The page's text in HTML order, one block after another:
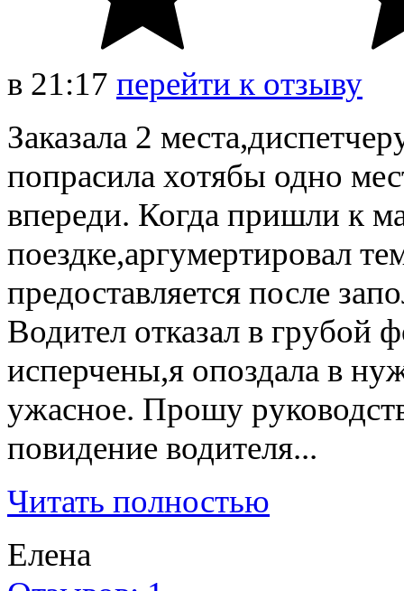
в 21:17 перейти к отзыву
Заказала 2
попрасила хотябы одно
впереди. Когда пришли к
поездке,аргумертировал
предоставляется после
Водител отказал в грубой
исперчены,я опоздала в
ужасное. Прошу
повидение водителя...
Читать полностью
Елена